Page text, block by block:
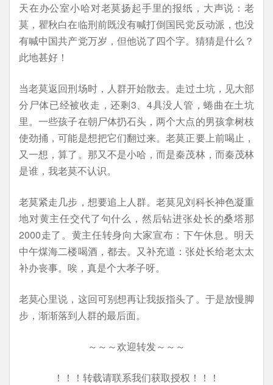
天在办公室小哈对老莫扬起手里的报纸，大声说：老
莫，瞿秋白在临刑前既没有喊打倒国民党反动派，也没
有喊中国共产党万岁，但他说了四个字。猜猜是什么？
此地甚好！
当老莫返回刑场时，人群开始散去。走过土坑，见大部
分尸体已经被收走，还剩3、4具没人管，蜷曲在土坑
里。一些孩子在朝尸体扔石头，两个大点的男孩拿树枝
使劲捅，可能是想把它们翻过来。老莫正要上前喝止，
又一想，算了。那又不是小哈，而是秦茂林，而秦茂林
是谁，我老莫不认识。
老莫紧走几步，想要追上人群。老莫见刘科长神色凝重
地对黄主任交代了句什么，然后钻进张处长的桑塔那
2000走了。黄主任转身向大家宣布：下午休息。明天
中午煤海二楼喝酒，都去。又补充道：张处长给老太太
补办丧事。唉，真是个大孝子呀。
老莫心里说，这回可别想再让我扳指头了。于是放慢脚
步，渐渐落到人群的最后面。
～～～欢迎转发～～～
！！！转载请联系我们获取授权！！！